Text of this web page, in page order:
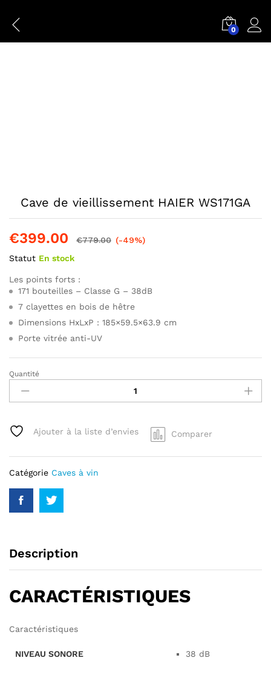
0
Cave de vieillissement HAIER WS171GA
€399.00 €779.00 (-49%)
Statut En stock
Les points forts :
171 bouteilles – Classe G – 38dB
7 clayettes en bois de hêtre
Dimensions HxLxP : 185×59.5×63.9 cm
Porte vitrée anti-UV
Cave
vieillissement
WS171GA
Quantité
Ajouter à la liste d’envies Comparer
Catégorie Caves à vin
Description
CARACTÉRISTIQUES
Caractéristiques
NIVEAU SONORE 38 dB